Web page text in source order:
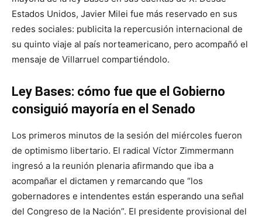
Estados Unidos, Javier Milei fue más reservado en sus
redes sociales: publicita la repercusión internacional de
su quinto viaje al país norteamericano, pero acompañó el
mensaje de Villarruel compartiéndolo.
Ley Bases: cómo fue que el Gobierno
consiguió mayoría en el Senado
Los primeros minutos de la sesión del miércoles fueron
de optimismo libertario. El radical Víctor Zimmermann
ingresó a la reunión plenaria afirmando que iba a
acompañar el dictamen y remarcando que “los
gobernadores e intendentes están esperando una señal
del Congreso de la Nación”. El presidente provisional del